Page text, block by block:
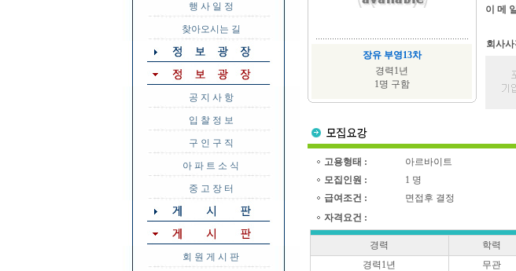
행 사 일 정
찾아오시는 길
공 지 사 항
입 찰 정 보
구 인 구 직
아 파 트 소 식
중 고 장 터
회 원 게 시 판
장유 부영13차
경력1년
1명 구함
이 메
회사사
고용형태 :
아르바이트
모집인원 :
1 명
급여조건 :
면접후 결정
자격요건 :
경력 학력
경력1년
무관